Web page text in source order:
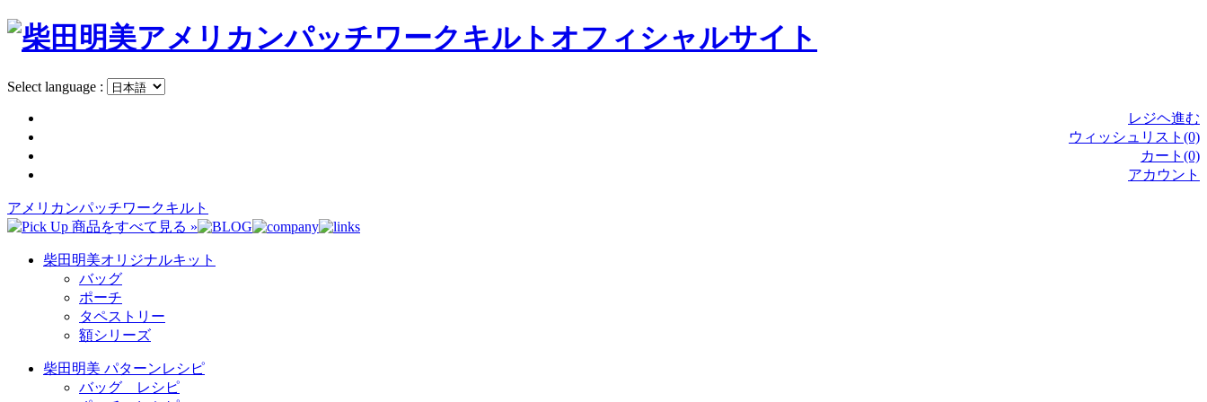
Select language :
レジヘ進む
ウィッシュリスト(0)
カート(0)
アカウント
アメリカンパッチワークキルト
柴田明美オリジナルキット
バッグ
ポーチ
タペストリー
額シリーズ
柴田明美 パターンレシピ
バッグ レシピ